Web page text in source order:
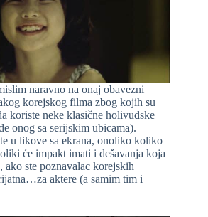
naravno na onaj obavezni
korejskog filma zbog kojih su
koriste neke klasične holivudske
onog sa serijskim ubicama).
u likove sa ekrana, onoliko koliko
će impakt imati i dešavanja koja
ako ste poznavalac korejskih
aktere (a samim tim i